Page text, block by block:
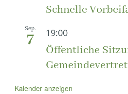
Schnelle
Sep.
7 19:00
Öffentliche
Kalender anzeigen